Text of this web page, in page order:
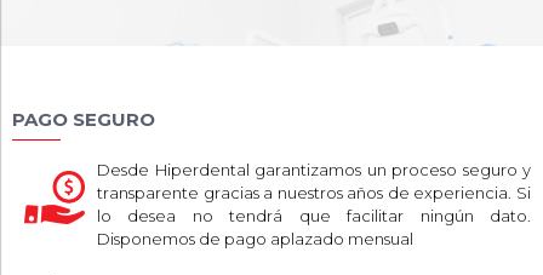
PAGO SEGURO
Desde Hiperdental garantizamos un proceso seguro y
transparente gracias a nuestros años de experiencia. Si
lo desea no tendrá que facilitar ningún dato.
Disponemos de pago aplazado mensual